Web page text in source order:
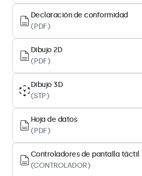
Tamaño diagonal
19.0 pulgadas (484 mm)
Tipo de panel
IPS-LCD
Luz de fondo
Superficie
Vidrio templado
Orientación compatible
Horizontal, vertical, boca arriba
Rendimiento de la pantalla
Declaración de conformidad
(PDF)
Dibujo 2D
(PDF)
Dibujo 3D
(STP)
Hoja de datos
(PDF)
Controladores de pantalla táctil
(CONTROLADOR)